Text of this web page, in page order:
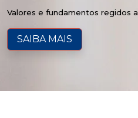
Valores e fundamentos regidos
SAIBA MAIS